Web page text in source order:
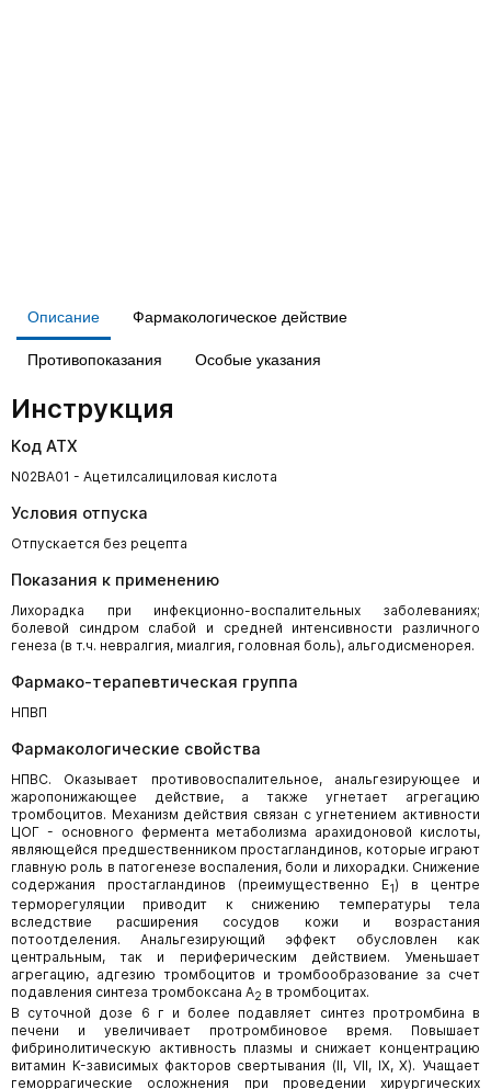
Описание Фармакологическое действие
Противопоказания Особые указания
Инструкция
Код АТХ
N02BA01 - Ацетилсалициловая кислота
Условия отпуска
Отпускается без рецепта
Показания к применению
Лихорадка при инфекционно-воспалительных заболеваниях;
болевой синдром слабой и средней интенсивности различного
генеза (в т.ч. невралгия, миалгия, головная боль), альгодисменорея.
Фармако-терапевтическая группа
НПВП
Фармакологические свойства
НПВС. Оказывает противовоспалительное, анальгезирующее и
жаропонижающее действие, а также угнетает агрегацию
тромбоцитов. Механизм действия связан с угнетением активности
ЦОГ - основного фермента метаболизма арахидоновой кислоты,
являющейся предшественником простагландинов, которые играют
главную роль в патогенезе воспаления, боли и лихорадки. Снижение
содержания простагландинов (преимущественно Е1) в центре
терморегуляции приводит к снижению температуры тела
вследствие расширения сосудов кожи и возрастания
потоотделения. Анальгезирующий эффект обусловлен как
центральным, так и периферическим действием. Уменьшает
агрегацию, адгезию тромбоцитов и тромбообразование за счет
подавления синтеза тромбоксана А2 в тромбоцитах.
В суточной дозе 6 г и более подавляет синтез протромбина в
печени и увеличивает протромбиновое время. Повышает
фибринолитическую активность плазмы и снижает концентрацию
витамин K-зависимых факторов свертывания (II, VII, IX, X). Учащает
геморрагические осложнения при проведении хирургических